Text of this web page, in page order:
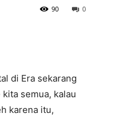
0
90
di Era sekarang
semua, kalau
karena itu,